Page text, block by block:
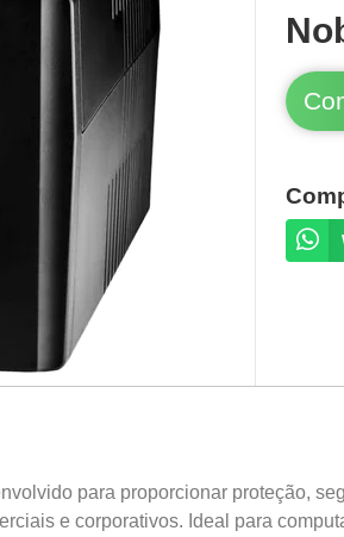
para proporcionar proteção,
e corporativos. Ideal para